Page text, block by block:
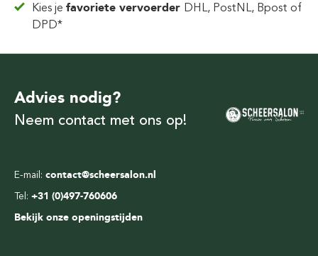
Kies jefavoriete vervoerder DHL, PostNL, Bpost of
DPD*
E-mail: contact@scheersalon.nl
Tel: +31 (0)497-760606
Bekijk onze openingstijden
Advies nodig?
Neem contact met ons op!